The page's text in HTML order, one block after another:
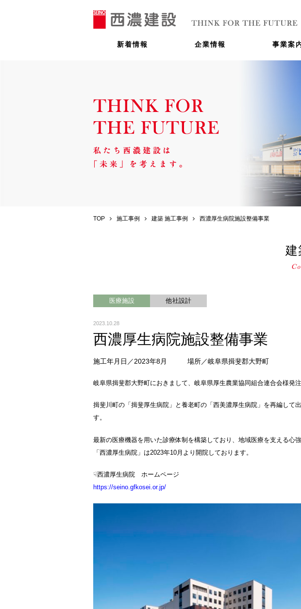
新着情報 企業情報 事業案
TOP 施工事例 建築 施工事例 西濃厚生病院施設整備事業
建
医療施設 他社設計
2023.10.28
西濃厚生病院施設整備事業
施工年月日 2023年8月 場所 岐阜県揖斐郡大野町
岐阜県揖斐郡大野町におきまして、岐阜県厚生農業協同組合連合会様発
揖斐川町の「揖斐厚生病院」と養老町の「西美濃厚生病院」を再編して
す。
最新の医療機器を用いた診療体制を構築しており、地域医療を支える心強
「西濃厚生病院」は2023年10月より開院しております。
☟西濃厚生病院 ホームページ
https://seino.gfkosei.or.jp/